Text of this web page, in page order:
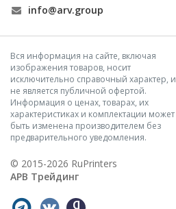
info@arv.group
Вся информация на сайте, включая
изображения товаров, носит
исключительно справочный характер, и
не является публичной офертой.
Информация о ценах, товарах, их
характеристиках и комплектации может
быть изменена производителем без
предварительного уведомления.
© 2015-2026 RuPrinters
АРВ Трейдинг